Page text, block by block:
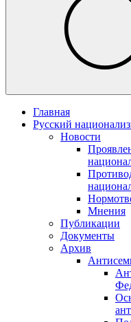
Главная
Русский
Новости
Мнения
Публикации
Документы
Архив